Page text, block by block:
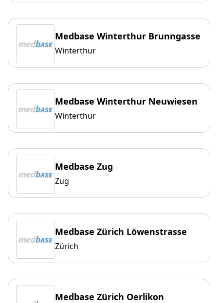
Medbase Winterthur Brunngasse
Winterthur
Medbase Winterthur Neuwiesen
Winterthur
Medbase Zug
Zug
Medbase Zürich Löwenstrasse
Zürich
Medbase Zürich Oerlikon